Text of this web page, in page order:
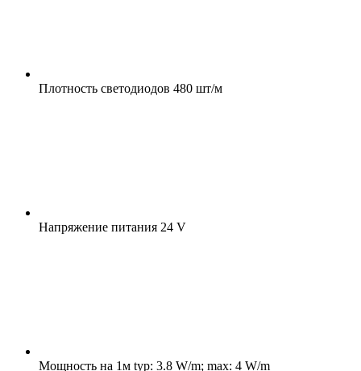
Плотность светодиодов 480 шт/м
Напряжение питания 24 V
Мощность на 1м typ: 3.8 W/m; max: 4 W/m